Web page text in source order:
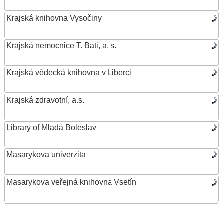
Krajská knihovna Vysočiny
Krajská nemocnice T. Bati, a. s.
Krajská vědecká knihovna v Liberci
Krajská zdravotní, a.s.
Library of Mladá Boleslav
Masarykova univerzita
Masarykova veřejná knihovna Vsetín